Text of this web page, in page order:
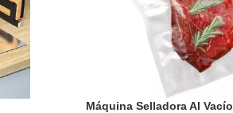
Máquina Selladora Al Vacío